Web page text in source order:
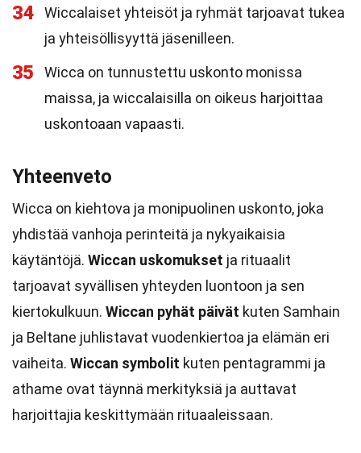
34
Wiccalaiset yhteisöt ja ryhmät tarjoavat tukea
ja yhteisöllisyyttä jäsenilleen.
35
Wicca on tunnustettu uskonto monissa
maissa, ja wiccalaisilla on oikeus harjoittaa
uskontoaan vapaasti.
Yhteenveto
Wicca on kiehtova ja monipuolinen uskonto, joka
yhdistää vanhoja perinteitä ja nykyaikaisia
käytäntöjä. Wiccan uskomukset ja rituaalit
tarjoavat syvällisen yhteyden luontoon ja sen
kiertokulkuun. Wiccan pyhät päivät kuten Samhain
ja Beltane juhlistavat vuodenkiertoa ja elämän eri
vaiheita. Wiccan symbolit kuten pentagrammi ja
athame ovat täynnä merkityksiä ja auttavat
harjoittajia keskittymään rituaaleissaan.